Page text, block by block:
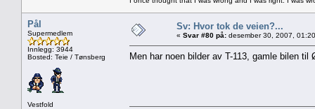
Pål
Supermedlem
Innlegg: 3944
Bosted: Teie / Tønsberg
Vestfold
Sv: Hvor tok de veien?...
« Svar #80 på: desember 30, 2007,
Men har noen bilder av T-113, gamle bilen til